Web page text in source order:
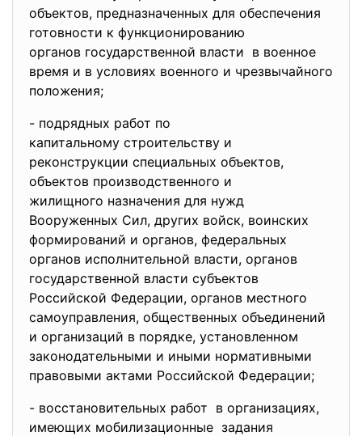
объектов, предназначенных для обеспечения
готовности к функционированию
органов государственной власти в военное
время и в условиях военного и чрезвычайного
положения;
- подрядных работ по
капитальному строительству и
реконструкции специальных объектов,
объектов производственного и
жилищного назначения для нужд
Вооруженных Сил, других войск, воинских
формирований и органов, федеральных
органов исполнительной власти, органов
государственной власти субъектов
Российской Федерации, органов местного
самоуправления, общественных объединений
и организаций в порядке, установленном
законодательными и иными нормативными
правовыми актами Российской Федерации;
- восстановительных работ в организациях,
имеющих мобилизационные задания